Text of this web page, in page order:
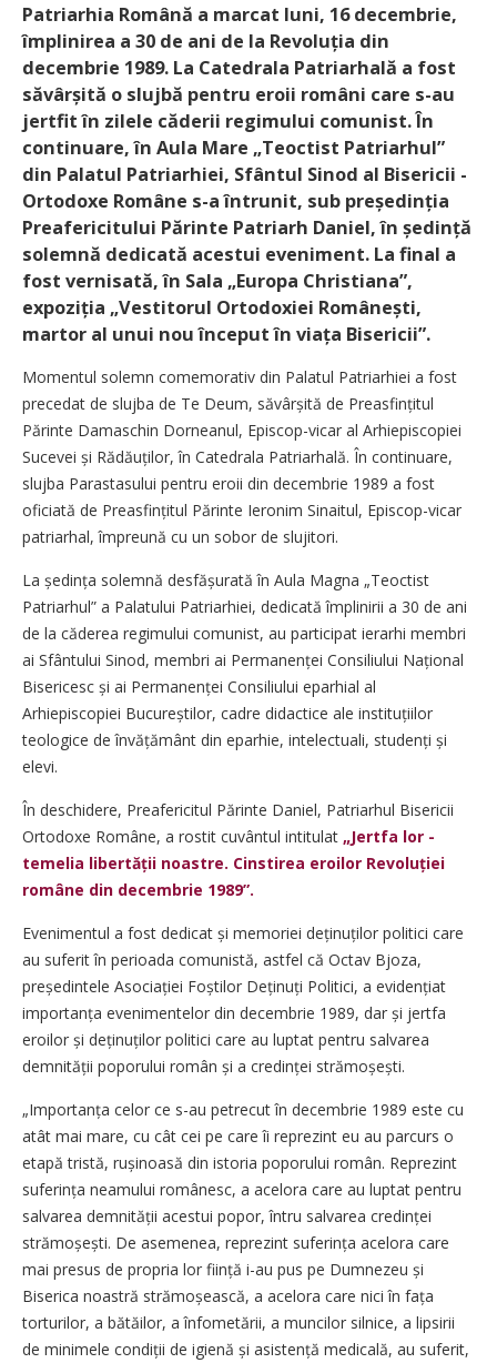
Patriarhia Română a marcat luni, 16 decembrie,
împlinirea a 30 de ani de la Revoluția din
decembrie 1989. La Catedrala Patriarhală a fost
săvârșită o slujbă pentru eroii români care s-au
jertfit în zilele căderii regimului ­comunist. În
continuare, în Aula Mare „Teoctist Patriarhul”
din Palatul ­Patriarhiei, Sfântul ­Sinod al Bisericii ­
Ortodoxe Române s-a întrunit, sub președinția
Preafericitului Părinte Patriarh Daniel, în ședință
solemnă dedicată acestui eveniment. La final a
fost vernisată, în Sala „Europa Christiana”,
expoziția „Vestitorul ­Ortodoxiei Românești,
martor al unui nou început în viața Bisericii”.
Momentul solemn comemorativ din Palatul Patriarhiei a fost
precedat de slujba de Te Deum, săvârșită de Preasfințitul
Părinte Damaschin Dorneanul, Episcop-vicar al Arhiepiscopiei
Sucevei și Rădăuților, în Catedrala Patriarhală. În continuare,
slujba Parastasului pentru eroii din decembrie 1989 a fost
oficiată de Preasfințitul Părinte Ieronim Sinaitul, Episcop-vicar
patriarhal, împreună cu un sobor de slujitori.
La ședința solemnă desfășurată în Aula Magna „Teoctist
Patriarhul” a Palatului Patriarhiei, dedicată împlinirii a 30 de ani
de la căderea regimului comunist, au participat ierarhi membri
ai Sfântului Sinod, membri ai Permanenței Consiliului Național
Bisericesc și ai Permanenței Consiliului eparhial al
Arhiepiscopiei Bucureștilor, cadre didactice ale instituțiilor
teologice de învățământ din eparhie, intelectuali, studenți și
elevi.
În deschidere, Preafericitul Părinte Daniel, Patriarhul Bisericii
Ortodoxe Române, a rostit cuvântul intitulat „Jertfa lor -
temelia libertății noastre. Cinstirea eroilor Revoluției
române din decembrie 1989”.
Evenimentul a fost dedicat și memoriei deținuților politici care
au suferit în perioada comunistă, astfel că Octav Bjoza,
președintele Asociației Foștilor Deținuți Politici, a evidențiat
importanța evenimentelor din decembrie 1989, dar și jertfa
eroilor și deținuților politici care au luptat pentru salvarea
demnității poporului român și a credinței strămoșești.
„Importanța celor ce s-au petrecut în decembrie 1989 este cu
atât mai mare, cu cât cei pe care îi reprezint eu au parcurs o
etapă tristă, rușinoasă din istoria poporului român. Reprezint
suferința neamului românesc, a acelora care au luptat pentru
salvarea demnității acestui popor, întru salvarea credinței
strămoșești. De asemenea, reprezint suferința acelora care
mai presus de propria lor ființă i-au pus pe Dumnezeu și
Biserica noastră strămoșească, a acelora care nici în fața
torturilor, a bătăilor, a înfometării, a muncilor silnice, a lipsirii
de minimele condiții de igienă și asistență medicală, au suferit,